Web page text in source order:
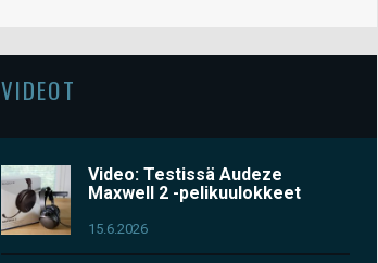
VIDEOT
Video: Testissä Audeze
Maxwell 2 -pelikuulokkeet
15.6.2026